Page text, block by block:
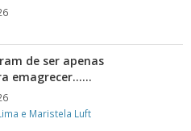
de ser apenas
emagrecer……
e Maristela Luft